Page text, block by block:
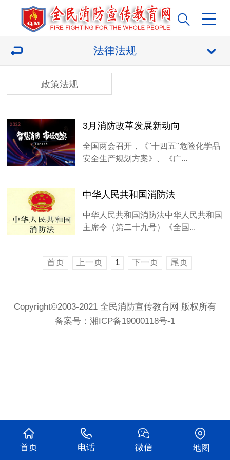
法律法规
政策法规
3月消防改革发展新动向
全国两会召开，《"十四五"危险化学品
安全生产规划方案》、《广...
中华人民共和国消防法
中华人民共和国消防法中华人民共和国
主席令（第二十九号）《全国...
首页 上一页 1 下一页 尾页
Copyright©2003-2021 全民消防宣传教育网 版权所有
备案号： 湘ICP备19000118号-1
首页 电话 微信 地图